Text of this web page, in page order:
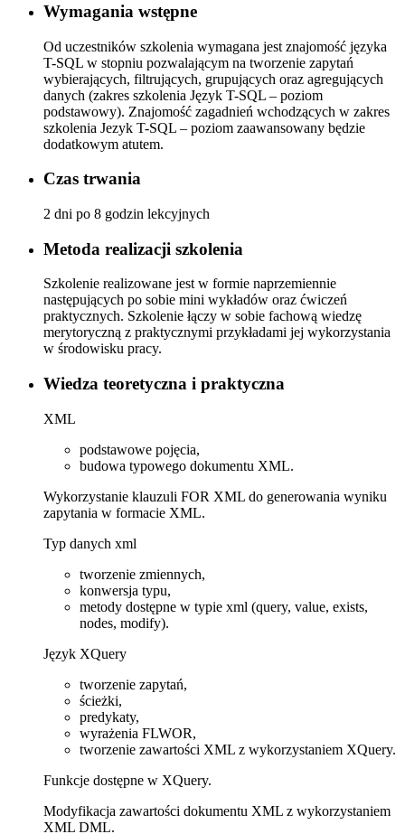
Wymagania wstępne
Od uczestników szkolenia wymagana jest znajomość języka
T-SQL w stopniu pozwalającym na tworzenie zapytań
wybierających, filtrujących, grupujących oraz agregujących
danych (zakres szkolenia Język T-SQL – poziom
podstawowy). Znajomość zagadnień wchodzących w zakres
szkolenia Jezyk T-SQL – poziom zaawansowany będzie
dodatkowym atutem.
Czas trwania
2 dni po 8 godzin lekcyjnych
Metoda realizacji szkolenia
Szkolenie realizowane jest w formie naprzemiennie
następujących po sobie mini wykładów oraz ćwiczeń
praktycznych. Szkolenie łączy w sobie fachową wiedzę
merytoryczną z praktycznymi przykładami jej wykorzystania
w środowisku pracy.
Wiedza teoretyczna i praktyczna
XML
podstawowe pojęcia,
budowa typowego dokumentu XML.
Wykorzystanie klauzuli FOR XML do generowania wyniku
zapytania w formacie XML.
Typ danych xml
tworzenie zmiennych,
konwersja typu,
metody dostępne w typie xml (query, value, exists,
nodes, modify).
Język XQuery
tworzenie zapytań,
ścieżki,
predykaty,
wyrażenia FLWOR,
tworzenie zawartości XML z wykorzystaniem XQuery.
Funkcje dostępne w XQuery.
Modyfikacja zawartości dokumentu XML z wykorzystaniem
XML DML.